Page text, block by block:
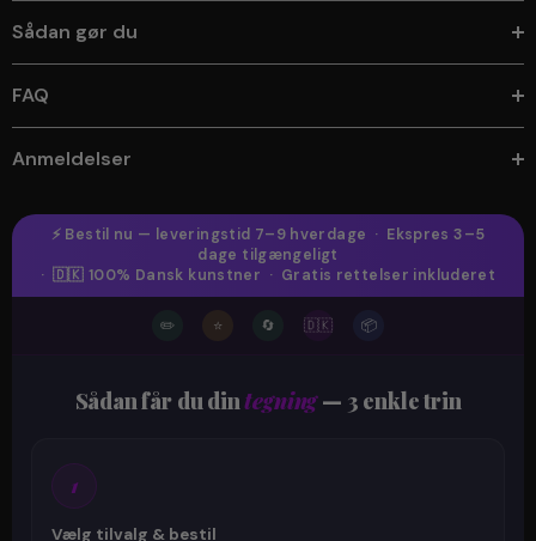
Sådan gør du
FAQ
Anmeldelser
⚡ Bestil nu — leveringstid 7–9 hverdage · Ekspres 3–5
dage tilgængeligt
· 🇩🇰 100% Dansk kunstner · Gratis rettelser inkluderet
✏️ ⭐ 🔄 🇩🇰 📦
Sådan får du dintegning— 3 enkle trin
1
Vælg tilvalg & bestil